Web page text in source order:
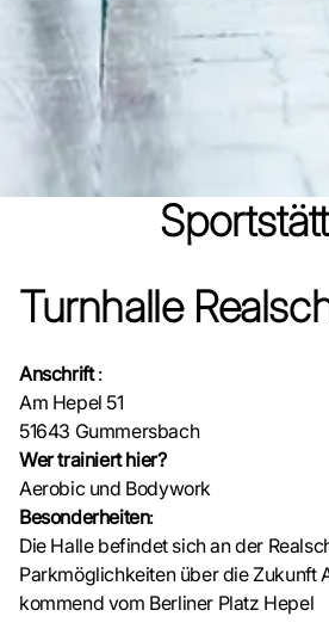
Turnhalle
Anschrift:
Am Hepel 51
51643 Gummersbach
Wer trainiert hier?
Aerobic und Bodywork
Besonderheiten:
Die Halle befindet sich an der
Parkmöglichkeiten über die Zukunft
kommend vom Berliner Platz Hepel